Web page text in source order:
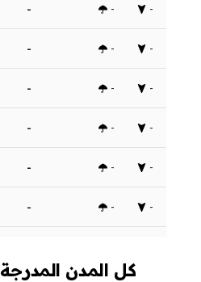
- - -
- - -
- - -
- - -
- - -
- - -
كل المدن المدرجة